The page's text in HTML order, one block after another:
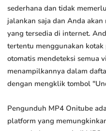
sederhana dan tidak
jalankan saja dan Anda
yang tersedia di internet.
tertentu menggunakan
otomatis mendeteksi semua
menampilkannya dalam
dengan mengklik tombol
Pengunduh MP4 Onitube
platform yang